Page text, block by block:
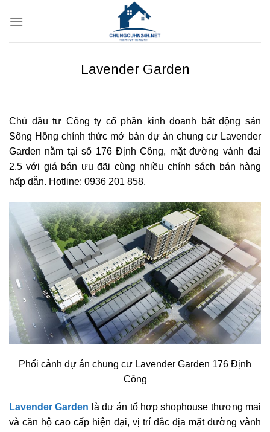
qua
Lavender Garden
Chủ đầu tư Công ty cổ phần kinh doanh bất động sản
Sông Hồng chính thức mở bán dự án chung cư Lavender
Garden nằm tại số 176 Định Công, mặt đường vành đai
2.5 với giá bán ưu đãi cùng nhiều chính sách bán hàng
hấp dẫn. Hotline: 0936 201 858.
Phối cảnh dự án chung cư Lavender Garden 176 Định
Công
Lavender Garden là dự án tổ hợp shophouse thương mại
và căn hộ cao cấp hiện đại, vị trí đắc địa mặt đường vành